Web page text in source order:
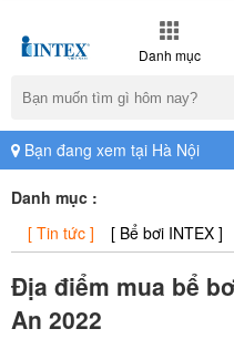
Danh mục
Bạn đang xem tại Hà Nội
Danh mục :
[ Tin tức ]
[ Bể bơi INTEX ]
Địa điểm mua bể
An 2022